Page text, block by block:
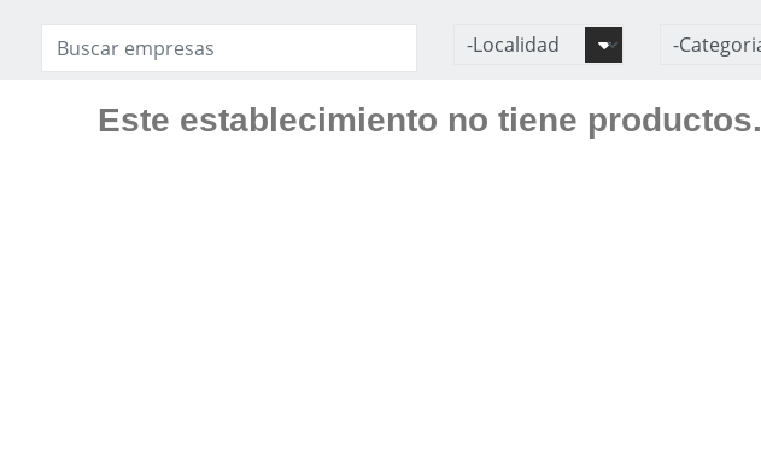
Este establecimiento no tiene productos.